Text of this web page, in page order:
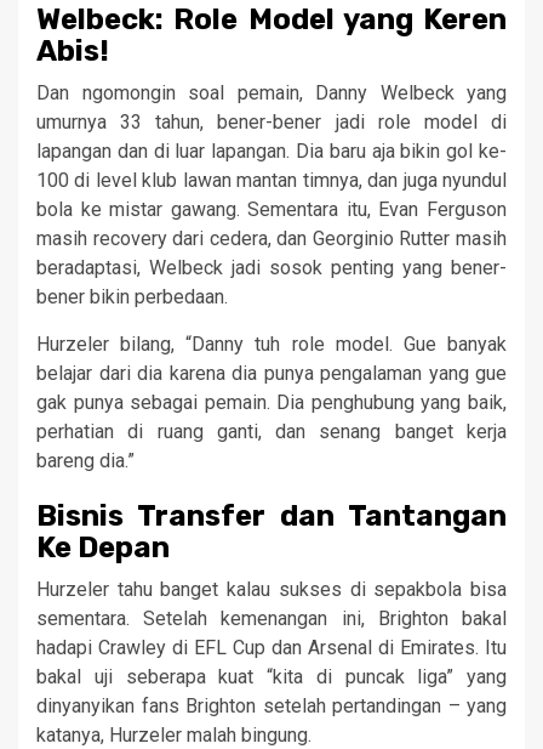
Welbeck: Role Model yang Keren
Abis!
Dan ngomongin soal pemain, Danny Welbeck yang
umurnya 33 tahun, bener-bener jadi role model di
lapangan dan di luar lapangan. Dia baru aja bikin gol ke-
100 di level klub lawan mantan timnya, dan juga nyundul
bola ke mistar gawang. Sementara itu, Evan Ferguson
masih recovery dari cedera, dan Georginio Rutter masih
beradaptasi, Welbeck jadi sosok penting yang bener-
bener bikin perbedaan.
Hurzeler bilang, “Danny tuh role model. Gue banyak
belajar dari dia karena dia punya pengalaman yang gue
gak punya sebagai pemain. Dia penghubung yang baik,
perhatian di ruang ganti, dan senang banget kerja
bareng dia.”
Bisnis Transfer dan Tantangan
Ke Depan
Hurzeler tahu banget kalau sukses di sepakbola bisa
sementara. Setelah kemenangan ini, Brighton bakal
hadapi Crawley di EFL Cup dan Arsenal di Emirates. Itu
bakal uji seberapa kuat “kita di puncak liga” yang
dinyanyikan fans Brighton setelah pertandingan – yang
katanya, Hurzeler malah bingung.